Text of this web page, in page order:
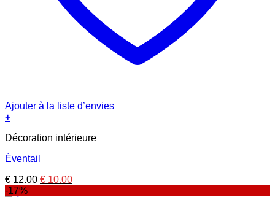
Ajouter à la liste d’envies
+
Décoration intérieure
Éventail
€12.00 Le
€ 10.00Le
-17%